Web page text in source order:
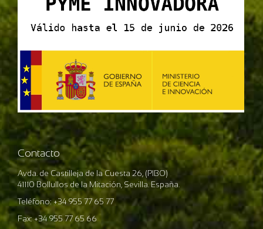
Contacto
Avda. de Castilleja de la Cuesta 26, (PIBO)
41110 Bollullos de la Mitación, Sevilla. España.
Teléfono: +34 955 77 65 77
Fax: +34 955 77 65 66